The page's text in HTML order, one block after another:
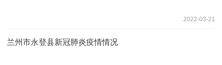
2022-03-21
兰州市永登县新冠肺炎疫情情况